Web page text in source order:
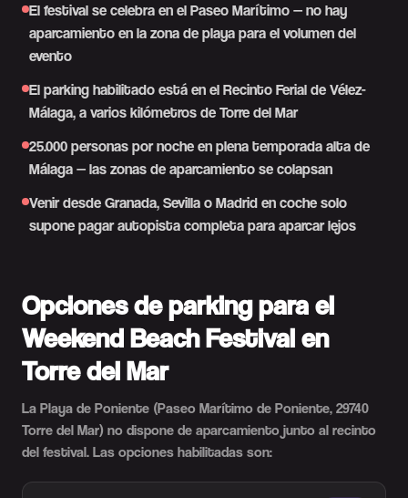
El festival se celebra en el Paseo Marítimo — no hay
aparcamiento en la zona de playa para el volumen del
evento
El parking habilitado está en el Recinto Ferial de Vélez-
Málaga, a varios kilómetros de Torre del Mar
25.000 personas por noche en plena temporada alta de
Málaga — las zonas de aparcamiento se colapsan
Venir desde Granada, Sevilla o Madrid en coche solo
supone pagar autopista completa para aparcar lejos
Opciones de parking para el
Weekend Beach Festival en
Torre del Mar
La Playa de Poniente (Paseo Marítimo de Poniente, 29740
Torre del Mar) no dispone de aparcamiento junto al recinto
del festival. Las opciones habilitadas son: